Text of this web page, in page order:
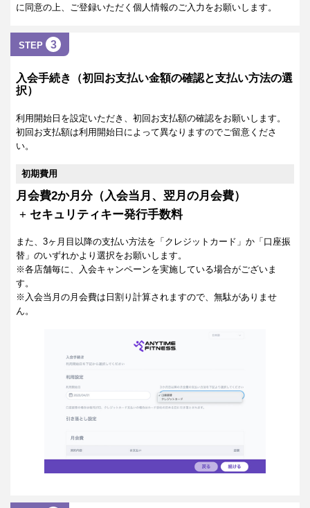
に同意の上、ご登録いただく個人情報のご入力をお願いします。
STEP 3
入会手続き（初回お支払い金額の確認と支払い方法の選
択）
利用開始日を設定いただき、初回お支払額の確認をお願いします。
初回お支払額は利用開始日によって異なりますのでご留意くださ
い。
初期費用
月会費2か月分（入会当月、翌月の月会費）
+ セキュリティキー発行手数料
また、3ヶ月目以降の支払い方法を「クレジットカード」か「口座振
替」のいずれかより選択をお願いします。
※各店舗毎に、入会キャンペーンを実施している場合がございま
す。
※入会当月の月会費は日割り計算されますので、無駄がありませ
ん。